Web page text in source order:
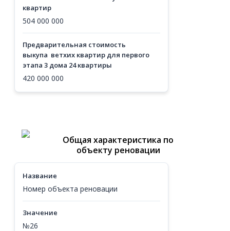
квартир
504 000 000
Предварительная стоимость
выкупа ветхих квартир для первого
этапа 3 дома 24 квартиры
420 000 000
Общая характеристика по
объекту реновации
Название
Номер объекта реновации
Значение
№26